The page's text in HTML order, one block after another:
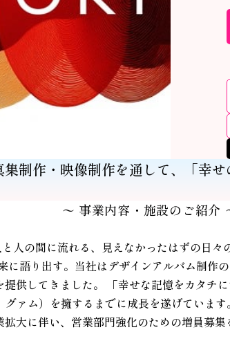
制作・映像制作を通して、「幸
〜 事業内容・施設のご紹介
人の間に流れる、見えなかったはずの日々
語り出す。 当社はデザインアルバム制作
供してきました。 「幸せな記憶をカタチ
ァム）を擁するまでに成長を遂げていま
拡大に伴い、営業部門強化のための増員募集